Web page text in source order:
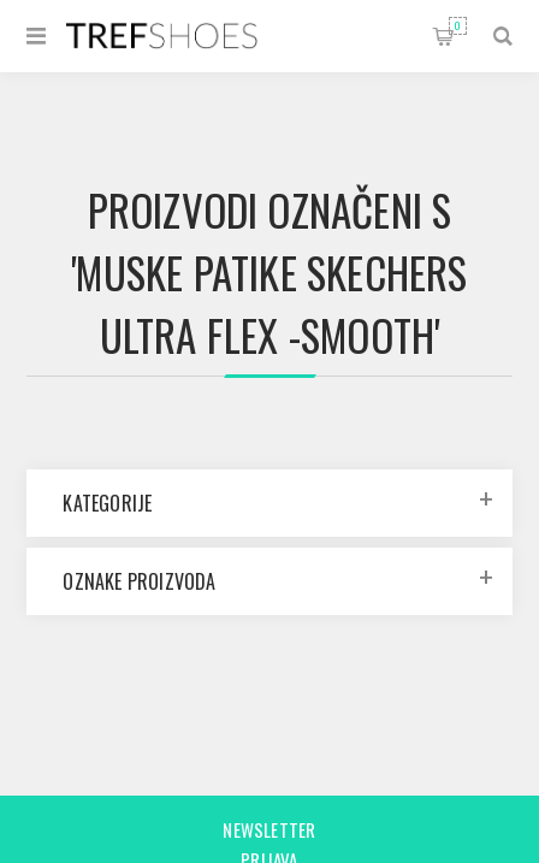
0
PROIZVODI OZNAČENI S
'MUSKE PATIKE SKECHERS
ULTRA FLEX -SMOOTH'
KATEGORIJE
OZNAKE PROIZVODA
NEWSLETTER